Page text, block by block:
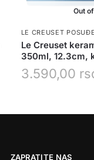
Out
LE CREUSET POSUĐE
Le Creuset
350ml, 12.3cm,
3.590,00
ZAPRATITE NAS